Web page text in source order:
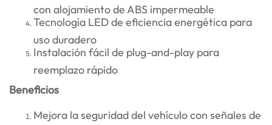
con alojamiento de ABS impermeable
Tecnología LED de eficiencia energética para
uso duradero
Instalación fácil de plug-and-play para
reemplazo rápido
Beneficios
Mejora la seguridad del vehículo con señales de